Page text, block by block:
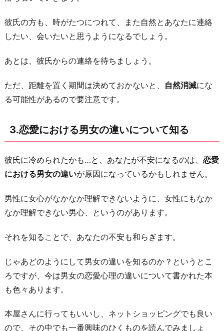
接
聞
わ
り
彼氏の方も、時がたつにつれて、また自然とあなたに連絡
したい、会いたいと思うようになるでしょう。
あとは、彼氏からの連絡を待ちましょう。
ただ、距離を置く期間は決めておかないと、 自然消滅にな
る可能性があるので要注意です。
3.恋愛における男女の違いについて知る
彼氏に冷められたかも…と、あなたが不安になるのは、 恋愛
における男女の違いが原因になっているかもしれません。
男性に女心がなかなか理解できないように、女性にもなか
なか理解できない男心、というのがあります。
それを知ることで、あなたの不安も和らぎます。
じゃあどのようにして男女の違いを知るのか？というとこ
ろですが、今は男女の恋愛心理の違いについて書かれた本
も色々あります。
本屋さんに行ってもいいし、ネットショッピングでも良い
ので、その中でも一番興味のひくものを読んでみましょ